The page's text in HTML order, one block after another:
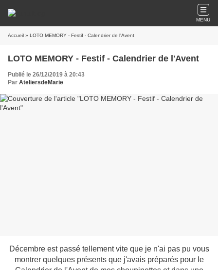
MENU
Accueil » LOTO MEMORY - Festif - Calendrier de l'Avent
LOTO MEMORY - Festif - Calendrier de l'Avent
Publié le 26/12/2019 à 20:43
Par AteliersdeMarie
Décembre est passé tellement vite que je n'ai pas pu vous
montrer quelques présents que j'avais préparés pour le